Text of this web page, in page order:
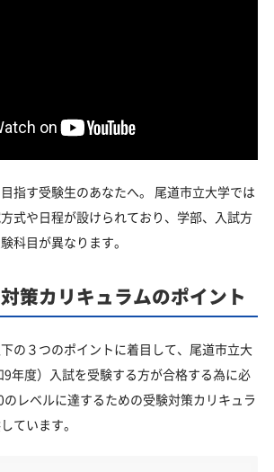
指す受験生のあなたへ。 尾道市立大学では
式や日程が設けられており、学部、入試方
科目が異なります。
策カリキュラムのポイント
の３つのポイントに着目して、尾道市立大
年度）入試を受験する方が合格する為に必
レベルに達するための受験対策カリキュラ
ています。